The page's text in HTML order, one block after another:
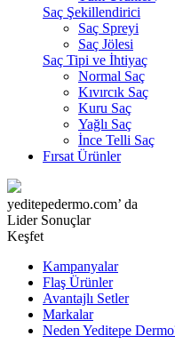
Saç Şekillendirici
Saç Spreyi
Saç Jölesi
Saç Tipi ve İhtiyaç
Normal Saç
Kıvırcık Saç
Kuru Saç
Yağlı Saç
İnce Telli Saç
Fırsat Ürünler
yeditepedermo.com’ da
Lider Sonuçlar
Keşfet
Kampanyalar
Flaş Ürünler
Avantajlı Setler
Markalar
Neden Yeditepe